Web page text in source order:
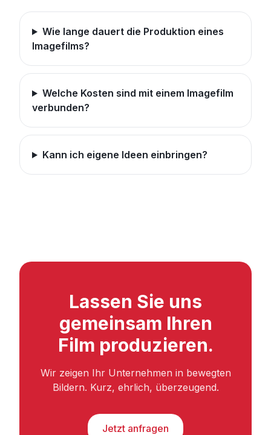
Wie lange dauert die Produktion eines
Imagefilms?
Welche Kosten sind mit einem Imagefilm
verbunden?
Kann ich eigene Ideen einbringen?
Lassen Sie uns
gemeinsam Ihren
Film produzieren.
Wir zeigen Ihr Unternehmen in bewegten
Bildern. Kurz, ehrlich, überzeugend.
Jetzt anfragen